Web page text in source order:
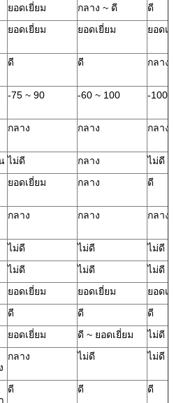
ยอดเยี่ยม กลาง ~ ดี
ดี
ยอดเยี่ยม ยอดเยี่ยม ยอดเ
ดี ดี กลาง
-75 ~ 90 -60 ~ 100 -100
กลาง กลาง กลาง
ไม่ดี กลาง
ไม่ดี
ยอดเยี่ยม กลาง ดี
กลาง กลาง กลาง
ไม่ดี ไม่ดี
ไม่ดี
ไม่ดี ไม่ดี
ไม่ดี
ยอดเยี่ยม ยอดเยี่ยม
ยอดเ
ดี ดี
ดี
ยอดเยี่ยม ดี ~ ยอดเยี่ยม
ไม่ดี
กลาง ไม่ดี ไม่ดี
ดี ดี ดี